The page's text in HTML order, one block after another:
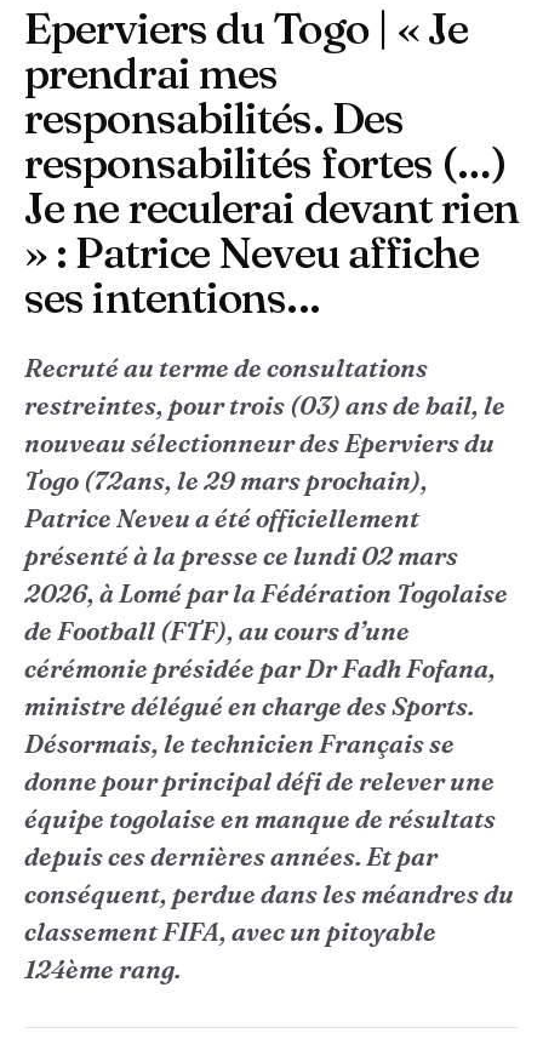
Eperviers du Togo | « Je
prendrai mes
responsabilités. Des
responsabilités fortes (…)
Je ne reculerai devant rien
» : Patrice Neveu affiche
ses intentions...
Recruté au terme de consultations
restreintes, pour trois (03) ans de bail, le
nouveau sélectionneur des Eperviers du
Togo (72ans, le 29 mars prochain),
Patrice Neveu a été officiellement
présenté à la presse ce lundi 02 mars
2026, à Lomé par la Fédération Togolaise
de Football (FTF), au cours d’une
cérémonie présidée par Dr Fadh Fofana,
ministre délégué en charge des Sports.
Désormais, le technicien Français se
donne pour principal défi de relever une
équipe togolaise en manque de résultats
depuis ces dernières années. Et par
conséquent, perdue dans les méandres du
classement FIFA, avec un pitoyable
124ème rang.